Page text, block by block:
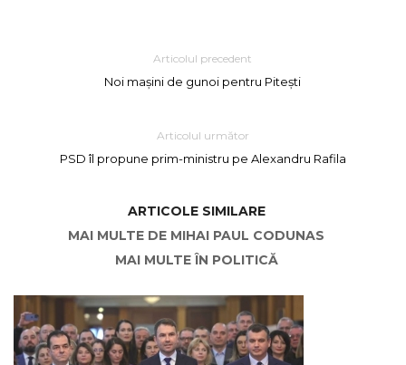
Articolul precedent
Noi mașini de gunoi pentru Pitești
Articolul următor
PSD îl propune prim-ministru pe Alexandru Rafila
ARTICOLE SIMILARE
MAI MULTE DE MIHAI PAUL CODUNAS
MAI MULTE ÎN POLITICĂ